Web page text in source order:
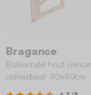
Bragance
Balkontafel hout
opklapbaar 40x40cm